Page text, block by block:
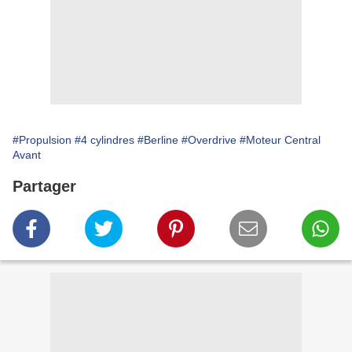
#Propulsion #4 cylindres #Berline #Overdrive #Moteur Central
Avant
Partager